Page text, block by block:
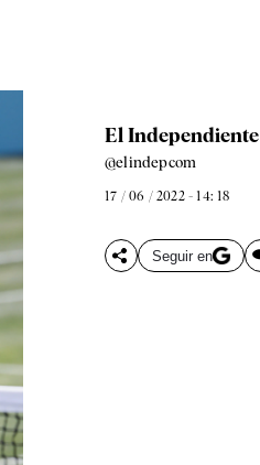
El Independiente
@elindepcom
17 / 06 / 2022 - 14: 18
Seguir en